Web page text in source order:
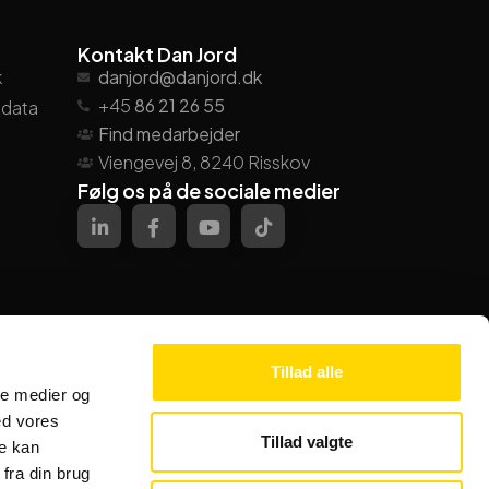
medier og
vores
kan
din brug
Tillad alle
Tillad valgte
Kontakt Dan Jord
danjord@danjord.dk
+4586 21 26 55
Find medarbejder
Viengevej 8, 8240 Risskov
Følg os på de sociale medier